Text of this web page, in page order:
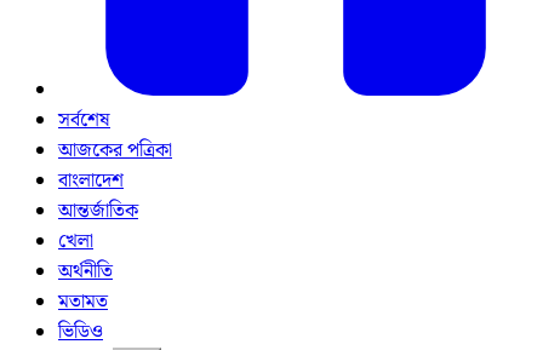
সর্বশেষ
আজকের পত্রিকা
বাংলাদেশ
আন্তর্জাতিক
খেলা
অর্থনীতি
মতামত
ভিডিও